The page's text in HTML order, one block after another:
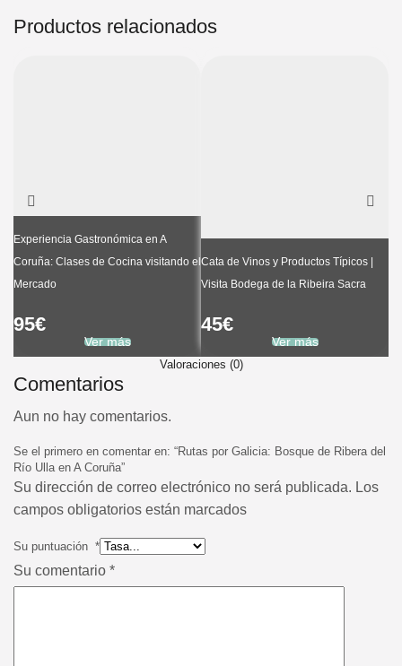
Productos relacionados
Experiencia Gastronómica en A
Coruña: Clases de Cocina visitando el
Mercado
95€
Ver más
Cata de Vinos y Productos Típicos |
Visita Bodega de la Ribeira Sacra
45€
Ver más
Valoraciones (0)
Comentarios
Aun no hay comentarios.
Se el primero en comentar en: “Rutas por Galicia: Bosque de Ribera del
Río Ulla en A Coruña”
Su dirección de correo electrónico no será publicada. Los
campos obligatorios están marcados
Su puntuación *
Su comentario *